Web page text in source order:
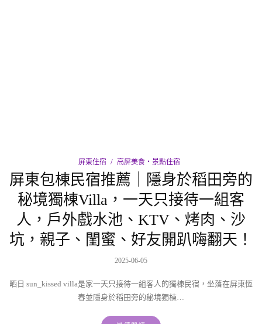
屏東住宿 高屏美食‧景點住宿
屏東包棟民宿推薦｜隱身於稻田旁的
秘境獨棟Villa，一天只接待一組客
人，戶外戲水池、KTV、烤肉、沙
坑，親子、閨蜜、好友開趴嗨翻天！
2025-06-05
晒日 sun_kissed villa是家一天只接待一組客人的獨棟民宿，坐落在屏東恆
春並隱身於稻田旁的秘境獨棟…